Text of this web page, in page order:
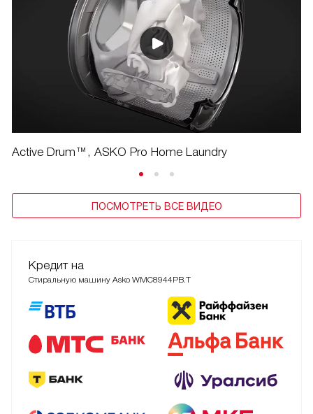
Active Drum™, ASKO Pro Home Laundry
ПОСМОТРЕТЬ ВСЕ ВИДЕО
Кредит на
Стиральную машину Asko WMC8944PB.T